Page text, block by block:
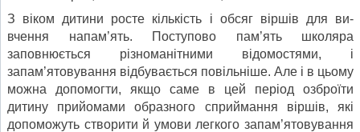
З віком дитини росте кількість і обсяг віршів для ви­
вчення напам’ять. Поступово пам’ять школяра
заповнюється різноманітними відомостями, і
запам’ятовування відбуваєть­ся повільніше. Але і в цьому
можна допомогти, якщо саме в цей період озброїти
дитину прийомами образного сприй­мання віршів, які
допоможуть створити й умови легкого запам’ятовування